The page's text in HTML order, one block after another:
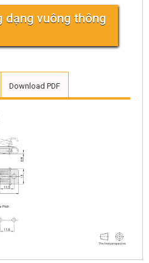
dạng vuông thông
Download PDF